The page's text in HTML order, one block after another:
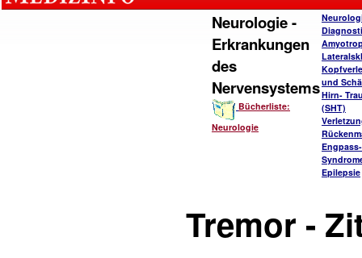
Neurologie -
Erkrankungen
des
Nervensystems
Bücherliste:
Neurologie
und
Hirn-
(SHT)
Engpass-
Epilepsie
Tremor -